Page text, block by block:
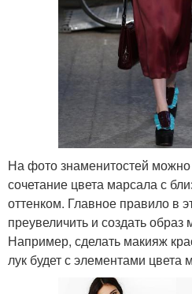
На фото знаменитостей можно
сочетание цвета марсала с
оттенком. Главное правило в
преувеличить и создать
Например, сделать макияж
лук будет с элементами цвета